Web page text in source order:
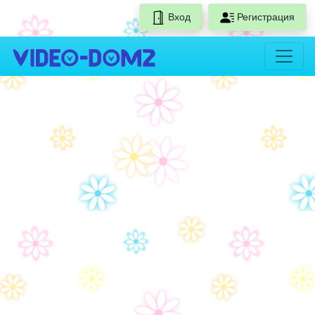
Вход Регистрация